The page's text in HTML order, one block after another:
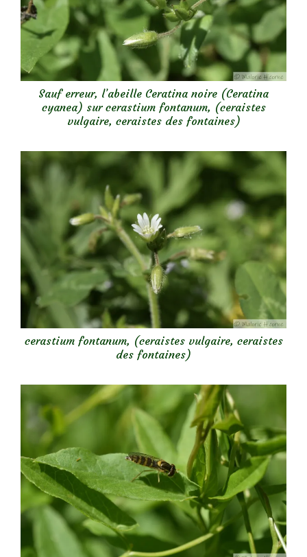
Sauf erreur, l’abeille Ceratina noire (Ceratina
cyanea) sur cerastium fontanum, (ceraistes
vulgaire, ceraistes des fontaines)
cerastium fontanum, (ceraistes vulgaire, ceraistes
des fontaines)